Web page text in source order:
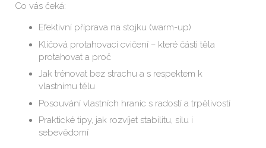
Co vás čeká:
Efektivní příprava na stojku (warm-up)
Klíčová protahovací cvičení – které části těla
protahovat a proč
Jak trénovat bez strachu a s respektem k
vlastnímu tělu
Posouvání vlastních hranic s radostí a trpělivostí
Praktické tipy, jak rozvíjet stabilitu, sílu i
sebevědomí